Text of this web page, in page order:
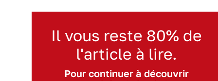
Il vous reste 80% de
l'article à lire.
Pour continuer à découvrir